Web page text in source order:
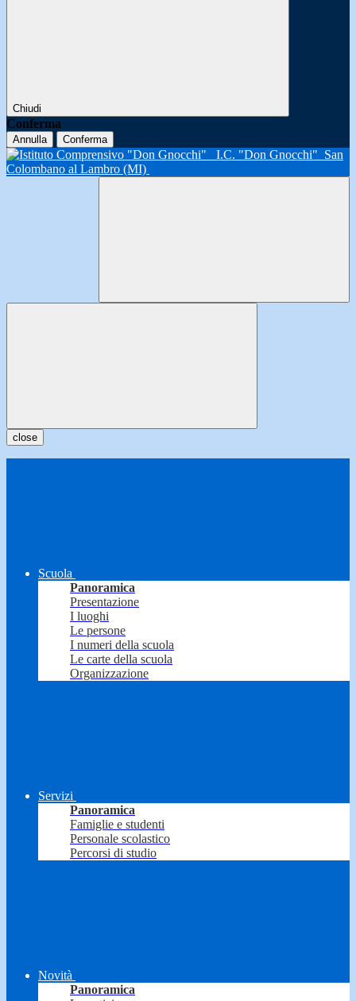
Chiudi
Conferma
Annulla Conferma
I.C. "Don Gnocchi" San
Colombano al Lambro (MI)
close
Scuola
Panoramica
Presentazione
I luoghi
Le persone
I numeri della scuola
Le carte della scuola
Organizzazione
Servizi
Panoramica
Famiglie e studenti
Personale scolastico
Percorsi di studio
Novità
Panoramica